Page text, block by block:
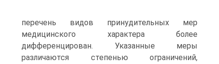
перечень видов принудительных мер
медицинского характера более
дифференцирован. Указанные меры
различаются степенью ограничений,